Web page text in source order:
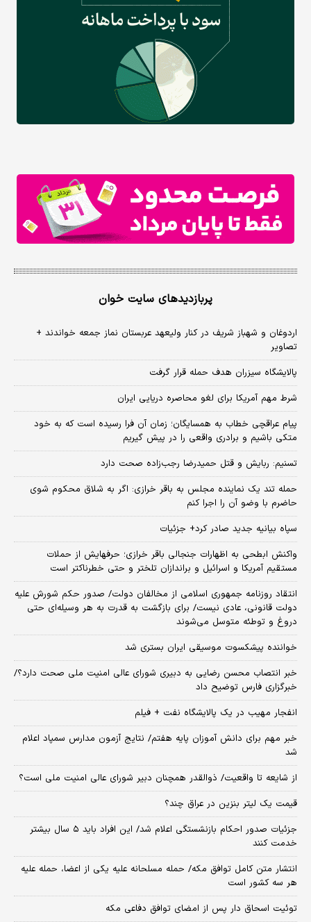
پربازدیدهای سایت خوان
اردوغان و شهباز شریف در کنار ولیعهد عربستان نماز جمعه خواندند +
تصاویر
پالایشگاه سیزران هدف حمله قرار گرفت
شرط مهم آمریکا برای لغو محاصره دریایی ایران
پیام عراقچی خطاب به همسایگان؛ زمان آن فرا رسیده است که به خود
متکی باشیم و برادری واقعی را در پیش گیریم
تسنیم: ربایش و قتل حمیدرضا رجب‌زاده صحت دارد
حمله تند یک نماینده مجلس به باقر خرازی: اگر به شلاق محکوم شوی
حاضرم با وضو آن را اجرا کنم
سپاه بیانیه جدید صادر کرد+ جزئیات
واکنش ابطحی به اظهارات جنجالی باقر خرازی؛ حرفهایش از حملات
مستقیم آمریکا و اسرائیل و براندازان تلختر و حتی خطرناکتر است
انتقاد روزنامه جمهوری اسلامی از مخالفان دولت/ صدور حکم شورش علیه
دولت قانونی، عادی نیست/ برای بازگشت به قدرت به هر وسیله‌ای حتی
دروغ و توطئه متوسل می‌شوند
خواننده پیشکسوت موسیقی ایران بستری شد
خبر انتصاب محسن رضایی به دبیری شورای عالی امنیت ملی صحت دارد؟/
خبرگزاری فارس توضیح داد
انفجار مهیب در یک پالایشگاه نفت + فیلم
خبر مهم برای دانش آموزان پایه هفتم/ نتایج آزمون مدارس سمپاد اعلام
شد
از شایعه تا واقعیت/ ذوالقدر همچنان دبیر شورای ‌عالی امنیت ملی است؟
قیمت یک لیتر بنزین در عراق چند؟
جزئیات صدور احکام بازنشستگی اعلام شد/ این افراد باید ۵ سال بیشتر
خدمت کنند
انتشار متن کامل توافق مکه/ حمله مسلحانه علیه یکی از اعضا، حمله علیه
هر سه کشور است
توئیت اسحاق دار پس از امضای توافق دفاعی مکه